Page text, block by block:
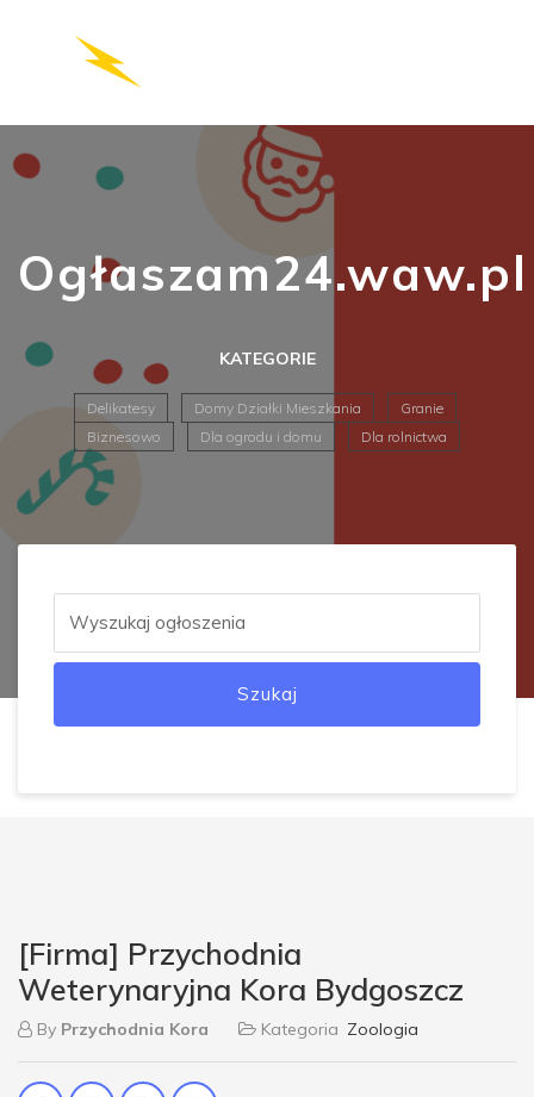
Ogłaszam24.waw.pl
KATEGORIE
Delikatesy Domy Działki Mieszkania
Granie
Biznesowo
Dla ogrodu i domu Dla rolnictwa
Szukaj
[Firma] Przychodnia
Weterynaryjna Kora Bydgoszcz
By Przychodnia Kora Kategoria Zoologia